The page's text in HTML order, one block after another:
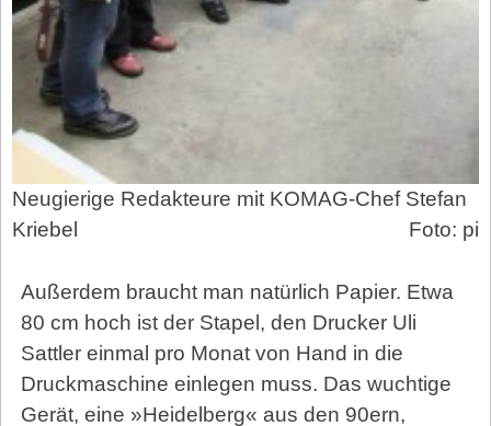
Neugierige Redakteure mit KOMAG-Chef Stefan
Kriebel
Foto: pi
Außerdem braucht man natürlich Papier. Etwa
80 cm hoch ist der Stapel, den Drucker Uli
Sattler einmal pro Monat von Hand in die
Druckmaschine einlegen muss. Das wuchtige
Gerät, eine »Heidelberg« aus den 90ern,